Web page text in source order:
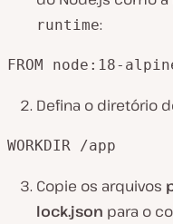
runtime:
FROM node:18-
Defina o diretório
WORKDIR /app
Copie os arquivos
lock.json para o